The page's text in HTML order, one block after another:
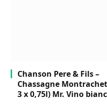
Chanson Pere & Fils –
Chassagne
3 x 0,75l) Mr. Vino